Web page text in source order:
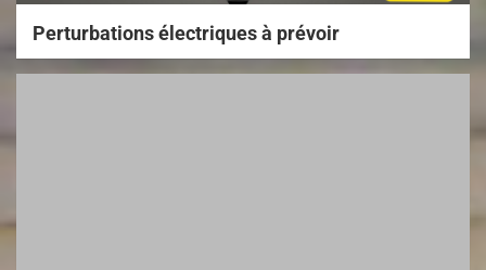
Perturbations électriques à prévoir